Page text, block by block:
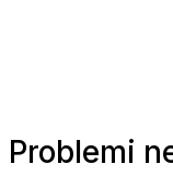
Problemi